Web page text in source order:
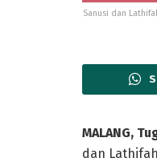
Sanusi dan
MALANG,
dan